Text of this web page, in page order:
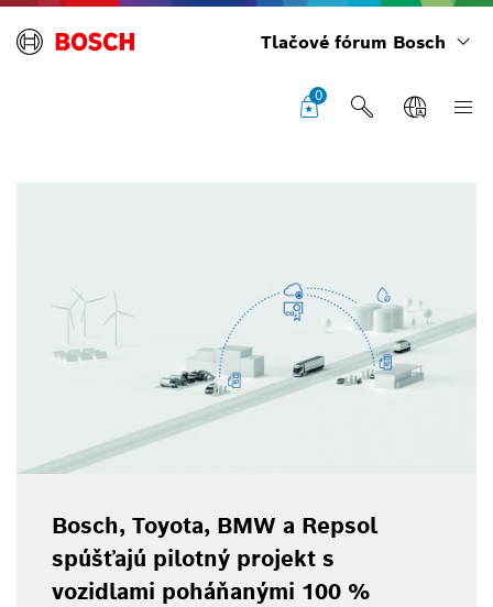
Tlačové fórum Bosch
0
Bosch, Toyota, BMW a Repsol
spúšťajú pilotný projekt s
vozidlami poháňanými 100 %